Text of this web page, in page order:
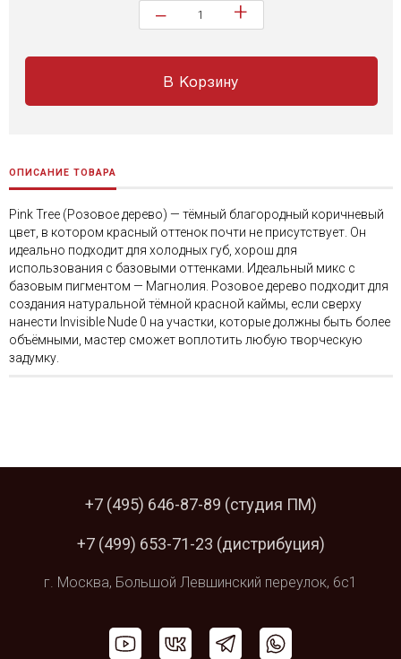
− +
В Корзину
ОПИСАНИЕ ТОВАРА
Pink Tree (Розовое дерево) — тёмный благородный коричневый
цвет, в котором красный оттенок почти не присутствует. Он
идеально подходит для холодных губ, хорош для
использования с базовыми оттенками. Идеальный микс с
базовым пигментом — Магнолия. Розовое дерево подходит для
создания натуральной тёмной красной каймы, если сверху
нанести Invisible Nude 0 на участки, которые должны быть более
объёмными, мастер сможет воплотить любую творческую
задумку.
+7 (495) 646-87-89 (студия ПМ)
+7 (499) 653-71-23 (дистрибуция)
г. Москва, Большой Левшинский переулок, 6с1